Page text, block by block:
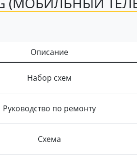
Описание
Набор схем
Руководство по ремонту
Схема